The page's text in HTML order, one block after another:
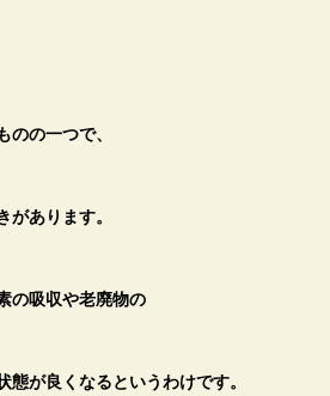
のの一つで、
があります。
の吸収や老廃物の
が良くなるというわけです。